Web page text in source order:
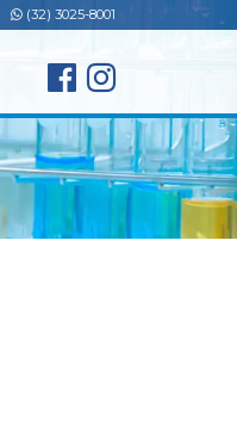
(32) 3025-8001